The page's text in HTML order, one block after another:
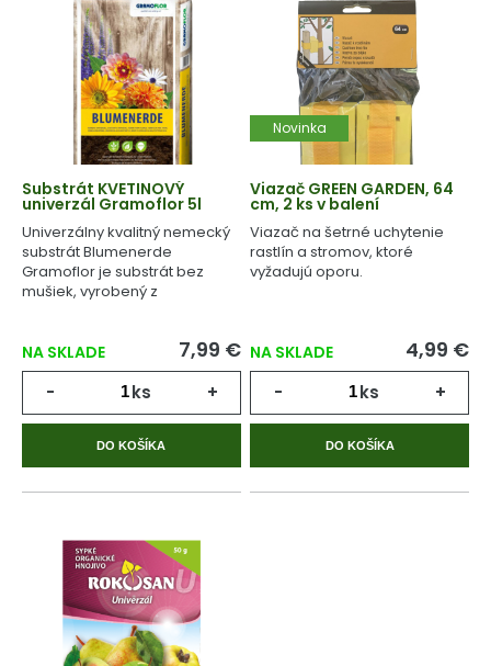
Substrát KVETINOVÝ
univerzál Gramoflor 5l
Univerzálny kvalitný nemecký
substrát Blumenerde
Gramoflor je substrát bez
mušiek, vyrobený z
NA SKLADE 7,99 €
- ks +
DO KOŠÍKA
Novinka
Viazač GREEN GARDEN, 64
cm, 2 ks v balení
Viazač na šetrné uchytenie
rastlín a stromov, ktoré
vyžadujú oporu.
NA SKLADE 4,99 €
- ks +
DO KOŠÍKA